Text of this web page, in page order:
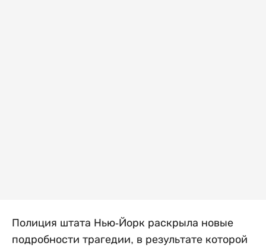
Полиция штата Нью-Йорк раскрыла новые
подробности трагедии, в результате которой